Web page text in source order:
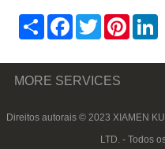
ShareFacebook
Twitter
MORE SERVICES
Direitos autorais © 2023 XIAMEN
LTD. - Todos